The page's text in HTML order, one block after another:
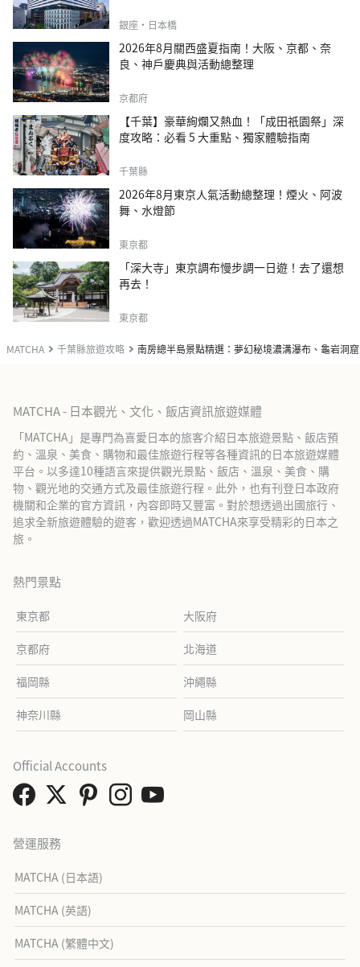
MATCHA 千葉縣旅遊攻略 南房總半島景點精選：夢幻秘境濃溝瀑布、龜岩洞
銀座・日本橋
2026年8月關西盛夏指南！大阪、京都、奈
良、神戶慶典與活動總整理
京都府
【千葉】豪華絢爛又熱血！「成田祇園祭」深
度攻略：必看 5 大重點、獨家體驗指南
千葉縣
2026年8月東京人氣活動總整理！煙火、阿波
舞、水燈節
東京都
「深大寺」東京調布慢步調一日遊！去了還想
再去！
東京都
MATCHA - 日本觀光、文化、飯店資訊旅遊媒體
「MATCHA」是專門為喜愛日本的旅客介紹日本旅遊景點、飯店預
約、溫泉、美食、購物和最佳旅遊行程等各種資訊的日本旅遊媒體
平台。以多達10種語言來提供觀光景點、飯店、溫泉、美食、購
物、觀光地的交通方式及最佳旅遊行程。此外，也有刊登日本政府
機關和企業的官方資訊，內容即時又豐富。對於想透過出國旅行、
追求全新旅遊體驗的遊客，歡迎透過MATCHA來享受精彩的日本之
旅。
熱門景點
東京都 大阪府
京都府 北海道
福岡縣 沖繩縣
神奈川縣 岡山縣
營運服務
MATCHA (日本語)
MATCHA (英語)
MATCHA (繁體中文)
Official Accounts